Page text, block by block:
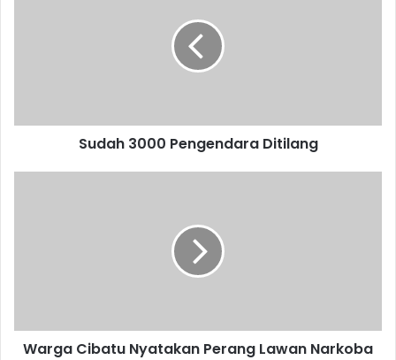
Sudah 3000 Pengendara Ditilang
Warga Cibatu Nyatakan Perang Lawan Narkoba